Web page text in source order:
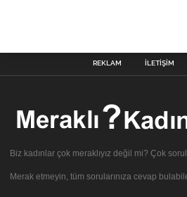
REKLAM İLETIŞIM
Biz kadınlar çok meraklıyız değil mi? Çok
Merak etmeyin, tüm sorularınıza cevap